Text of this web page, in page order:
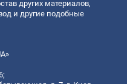
других материалов,
и другие подобные